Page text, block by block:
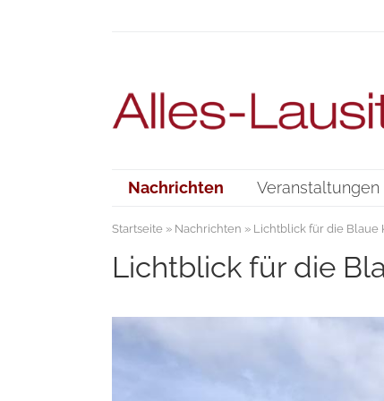
Nachrichten Veranstaltungen
Startseite» Nachrichten » Lichtblick für die Blaue
Lichtblick für die